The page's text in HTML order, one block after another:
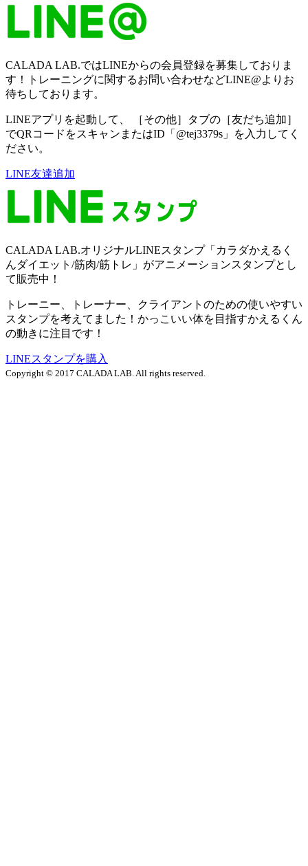
CALADA LAB.ではLINEからの会員登録を募集しておりま
す！トレーニングに関するお問い合わせなどLINE@よりお
待ちしております。
LINEアプリを起動して、 ［その他］タブの［友だち追加］
でQRコードをスキャンまたはID「@tej3379s」を入力してく
ださい。
LINE友達追加
CALADA LAB.オリジナルLINEスタンプ「カラダかえるく
んダイエット/筋肉/筋トレ」がアニメーションスタンプとし
て販売中！
トレーニー、トレーナー、クライアントのための使いやすい
スタンプを考えてました！かっこいい体を目指すかえるくん
の動きに注目です！
LINEスタンプを購入
Copyright © 2017 CALADA LAB. All rights reserved.